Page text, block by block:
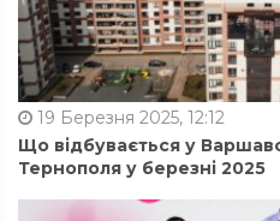
19 Березня 2025, 12:12
Що відбувається у
Тернополя у березні 2025